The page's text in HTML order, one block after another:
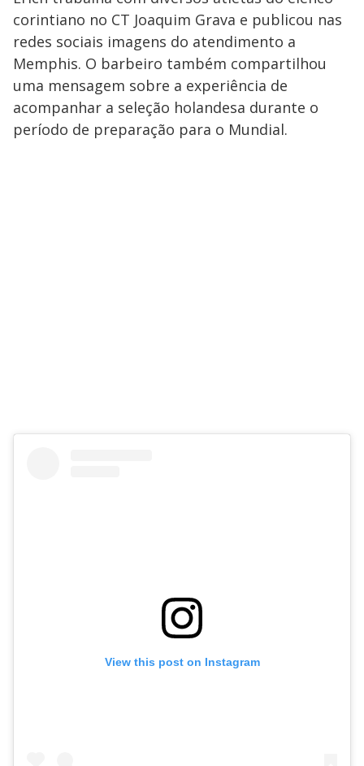
corintiano no CT Joaquim Grava e publicou nas
redes sociais imagens do atendimento a
Memphis. O barbeiro também compartilhou
uma mensagem sobre a experiência de
acompanhar a seleção holandesa durante o
período de preparação para o Mundial.
View this post on Instagram